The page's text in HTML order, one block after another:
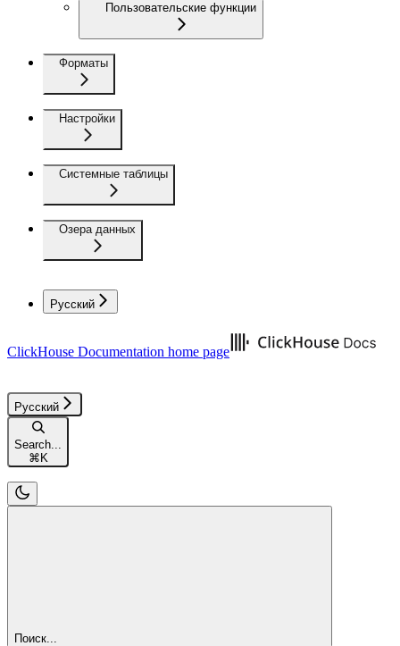
Пользовательские функции
Форматы
Настройки
Системные таблицы
Озера данных
Русский
ClickHouse Documentation home page
Русский
Search...
⌘K
Поиск...